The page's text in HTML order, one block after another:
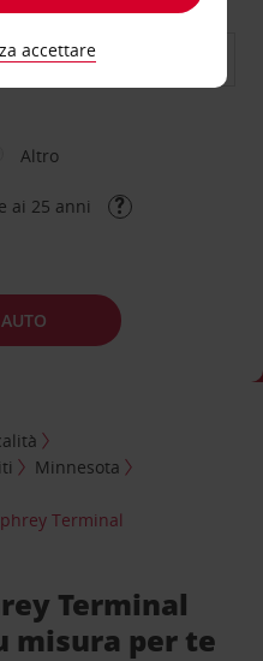
AL GIORNO
Altro
ai 25 anni
Minnesota
Terminal
Terminal
misura per te
accettare